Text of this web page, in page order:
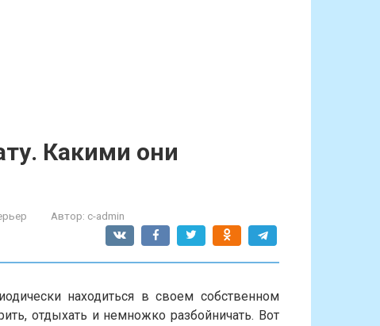
Какими они
Автор: c-admin
находиться в своем собственном
отдыхать и немножко разбойничать. Вот